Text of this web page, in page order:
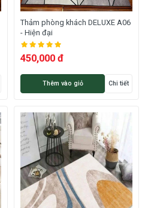
Thảm phòng khách DELUXE A06
- Hiện đại
450,000 đ
Thêm vào giỏ Chi tiết